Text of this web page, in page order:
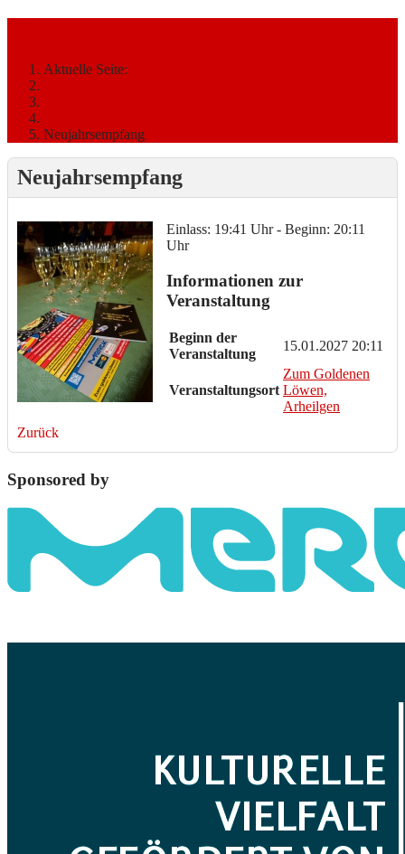
Aktuelle Seite:
Neujahrsempfang
Neujahrsempfang
Einlass: 19:41 Uhr - Beginn: 20:11
Uhr
Informationen zur
Veranstaltung
Beginn der
Veranstaltung
15.01.2027 20:11
Veranstaltungsort
Zum Goldenen
Löwen,
Arheilgen
Zurück
Sponsored by